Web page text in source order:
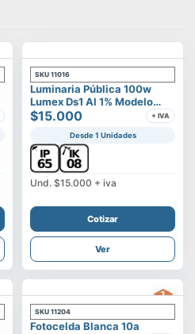
SKU 11016
Luminaria Pública 100w
Lumex Ds1 Al 1% Modelo
Vega
$15.000 + IVA
Desde 1 Unidades
Und. $15.000 + iva
Cotizar
Ver
SKU 11204
Fotocelda Blanca 10a